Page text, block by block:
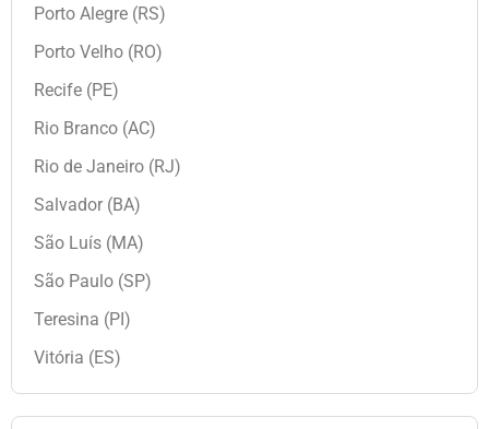
Porto Alegre (RS)
Porto Velho (RO)
Recife (PE)
Rio Branco (AC)
Rio de Janeiro (RJ)
Salvador (BA)
São Luís (MA)
São Paulo (SP)
Teresina (PI)
Vitória (ES)